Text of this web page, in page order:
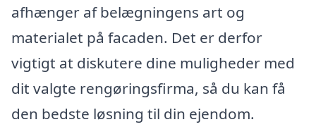
afhænger af belægningens art og
materialet på facaden. Det er derfor
vigtigt at diskutere dine muligheder med
dit valgte rengøringsfirma, så du kan få
den bedste løsning til din ejendom.